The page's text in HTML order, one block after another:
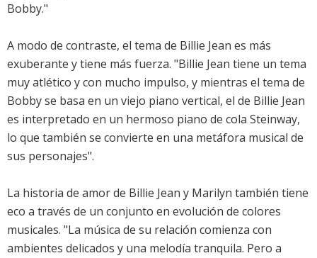
Bobby."
A modo de contraste, el tema de Billie Jean es más
exuberante y tiene más fuerza. "Billie Jean tiene un tema
muy atlético y con mucho impulso, y mientras el tema de
Bobby se basa en un viejo piano vertical, el de Billie Jean
es interpretado en un hermoso piano de cola Steinway,
lo que también se convierte en una metáfora musical de
sus personajes".
La historia de amor de Billie Jean y Marilyn también tiene
eco a través de un conjunto en evolución de colores
musicales. "La música de su relación comienza con
ambientes delicados y una melodía tranquila. Pero a